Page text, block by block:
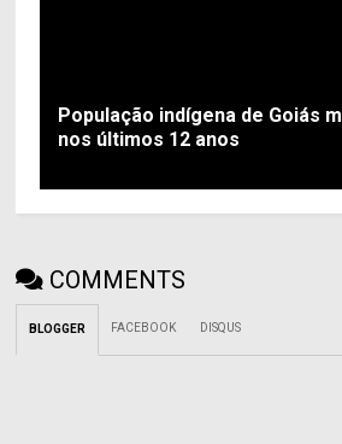
População indígena de Goiás
nos últimos 12 anos
COMMENTS
BLOGGER FACEBOOK DISQUS